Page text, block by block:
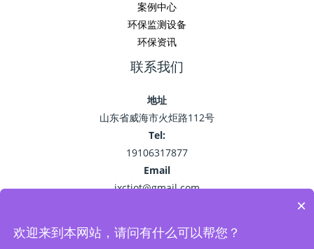
案例中心
环保监测设备
环保资讯
联系我们
地址
山东省威海市火炬路112号
Tel:
19106317877
Email
jxctiot@gmail.com
×
欢迎来到本网站，请问有什么可以帮您？